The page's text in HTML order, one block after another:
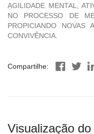
AGILIDADE MENTAL,
NO PROCESSO DE
PROPICIANDO NOVAS
CONVIVÊNCIA.
Compartilhe:
Visualização